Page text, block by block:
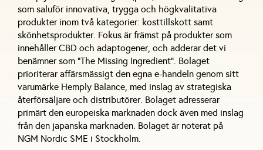
som saluför innovativa, trygga och högkvalitativa
produkter inom två kategorier: kosttillskott samt
skönhetsprodukter. Fokus är främst på produkter som
innehåller CBD och adaptogener, och adderar det vi
benämner som ”The Missing Ingredient”. Bolaget
prioriterar affärsmässigt den egna e-handeln genom sitt
varumärke Hemply Balance, med inslag av strategiska
återförsäljare och distributörer. Bolaget adresserar
primärt den europeiska marknaden dock även med inslag
från den japanska marknaden. Bolaget är noterat på
NGM Nordic SME i Stockholm.